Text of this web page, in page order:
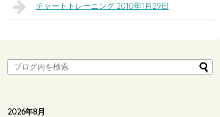
チャートトレーニング 2010年1月29日
2026年8月